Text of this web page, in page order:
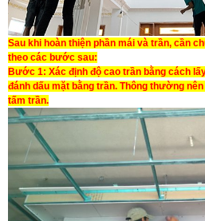
Sau khi hoàn thiện phần mái và trần, cần
theo các bước sau:
Bước 1: Xác định độ cao trần bằng cách
đánh dấu mặt bằng trần. Thông thường
tấm trần.